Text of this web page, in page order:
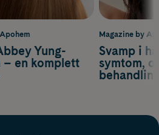
Magazine by
Svamp i
symtom,
Yung-
– en komplett